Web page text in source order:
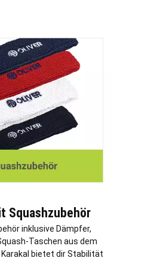
Squashzubehör
inklusive Dämpfer,
Taschen aus dem
Karakal bietet dir Stabilität